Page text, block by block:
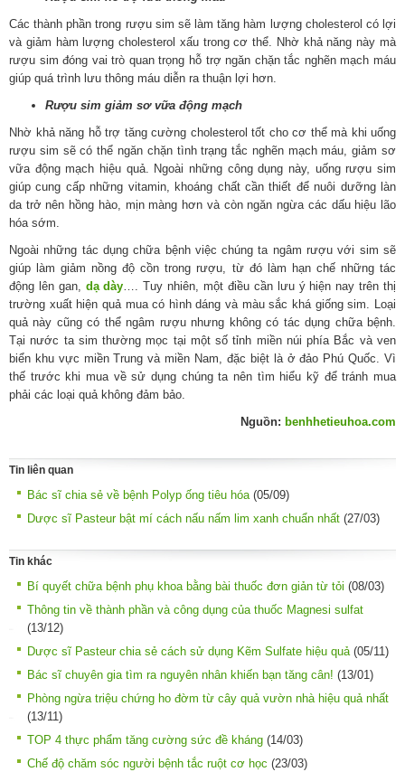
Các thành phần trong rượu sim sẽ làm tăng hàm lượng cholesterol có lợi
và giảm hàm lượng cholesterol xấu trong cơ thể. Nhờ khả năng này mà
rượu sim đóng vai trò quan trọng hỗ trợ ngăn chặn tắc nghẽn mạch máu
giúp quá trình lưu thông máu diễn ra thuận lợi hơn.
Rượu sim giảm sơ vữa động mạch
Nhờ khả năng hỗ trợ tăng cường cholesterol tốt cho cơ thể mà khi uống
rượu sim sẽ có thể ngăn chặn tình trạng tắc nghẽn mạch máu, giảm sơ
vữa động mạch hiệu quả. Ngoài những công dụng này, uống rượu sim
giúp cung cấp những vitamin, khoáng chất cần thiết để nuôi dưỡng làn
da trở nên hồng hào, mịn màng hơn và còn ngăn ngừa các dấu hiệu lão
hóa sớm.
Ngoài những tác dụng chữa bệnh việc chúng ta ngâm rượu với sim sẽ
giúp làm giảm nồng độ cồn trong rượu, từ đó làm hạn chế những tác
động lên gan, dạ dày …. Tuy nhiên, một điều cần lưu ý hiện nay trên thị
trường xuất hiện quả mua có hình dáng và màu sắc khá giống sim. Loại
quả này cũng có thể ngâm rượu nhưng không có tác dụng chữa bệnh.
Tại nước ta sim thường mọc tại một số tỉnh miền núi phía Bắc và ven
biển khu vực miền Trung và miền Nam, đặc biệt là ở đảo Phú Quốc. Vì
thế trước khi mua về sử dụng chúng ta nên tìm hiểu kỹ để tránh mua
phải các loại quả không đảm bảo.
Nguồn: benhhetieuhoa.com
Tin liên quan
Bác sĩ chia sẻ về bệnh Polyp ống tiêu hóa(05/09)
Dược sĩ Pasteur bật mí cách nấu nấm lim xanh chuẩn nhất (27/03)
Tin khác
Bí quyết chữa bệnh phụ khoa bằng bài thuốc đơn giản từ tỏi (08/03)
Thông tin về thành phần và công dụng của thuốc Magnesi sulfat
(13/12)
Dược sĩ Pasteur chia sẻ cách sử dụng Kẽm Sulfate hiệu quả (05/11)
Bác sĩ chuyên gia tìm ra nguyên nhân khiến bạn tăng cân! (13/01)
Phòng ngừa triệu chứng ho đờm từ cây quả vườn nhà hiệu quả nhất
(13/11)
TOP 4 thực phẩm tăng cường sức đề kháng (14/03)
Chế độ chăm sóc người bệnh tắc ruột cơ học (23/03)